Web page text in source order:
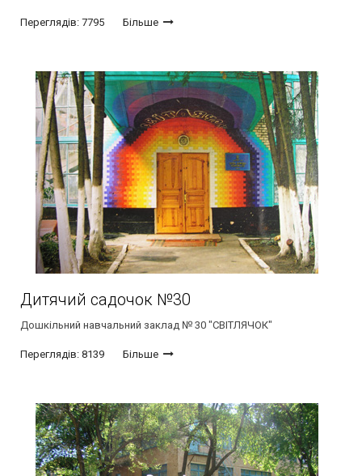
Переглядів: 7795 Більше
Дитячий садочок №30
Дошкільний навчальний заклад № 30 "СВІТЛЯЧОК"
Переглядів: 8139 Більше